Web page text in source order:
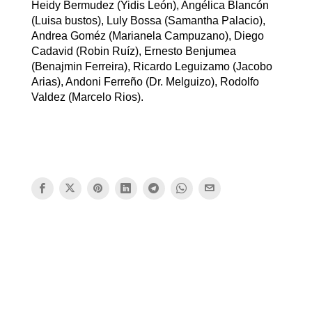
Heidy Bermudez (Yidis León), Angélica Blancón
(Luisa bustos), Luly Bossa (Samantha Palacio),
Andrea Goméz (Marianela Campuzano), Diego
Cadavid (Robin Ruíz), Ernesto Benjumea
(Benajmin Ferreira), Ricardo Leguizamo (Jacobo
Arias), Andoni Ferreño (Dr. Melguizo), Rodolfo
Valdez (Marcelo Rios).